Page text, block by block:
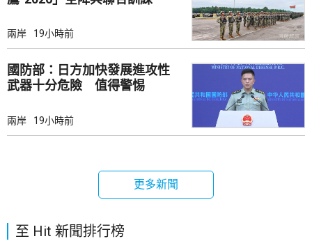
兩岸 19小時前
國防部：日方加快發展進攻性
武器十分危險 值得警惕
兩岸 19小時前
更多新聞
至 Hit 新聞排行榜